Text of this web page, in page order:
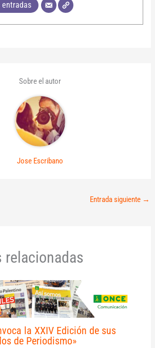
Sobre el autor
Jose Escribano
Entrada siguiente →
relacionadas
la XXIV Edición de sus
de Periodismo»